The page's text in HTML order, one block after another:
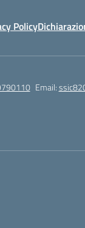
Policy
Email: